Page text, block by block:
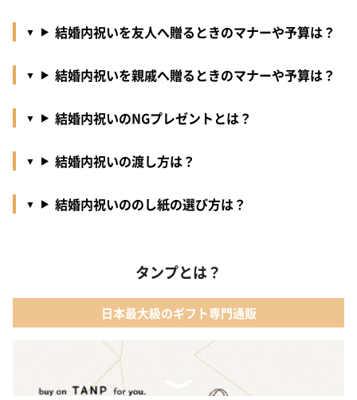
結婚内祝いを友人へ贈るときのマナーや予算は？
結婚内祝いを親戚へ贈るときのマナーや予算は？
結婚内祝いのNGプレゼントとは？
結婚内祝いの渡し方は？
結婚内祝いののし紙の選び方は？
タンプとは？
日本最大級のギフト専門通販